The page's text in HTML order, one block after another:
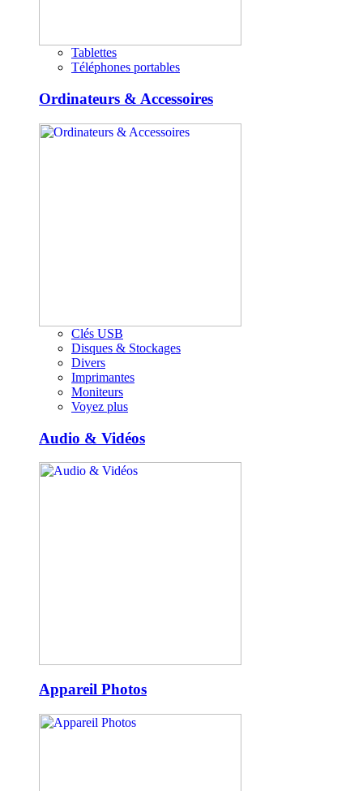
Tablettes
Téléphones portables
Ordinateurs & Accessoires
Clés USB
Disques & Stockages
Divers
Imprimantes
Moniteurs
Voyez plus
Audio & Vidéos
Appareil Photos